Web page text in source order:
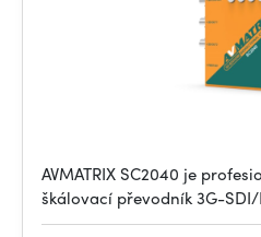
AVMATRIX SC2040 je
škálovací převodník 3G-